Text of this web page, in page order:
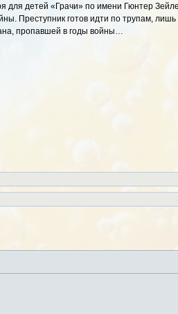
для детей «Грачи» по имени Гюнтер
Преступник готов идти по трупам,
пропавшей в годы войны…